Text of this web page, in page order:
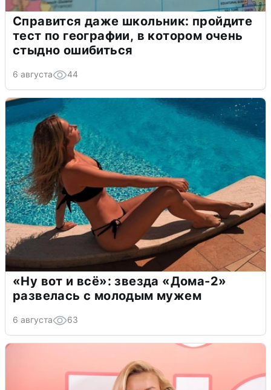
Справится даже школьник: пройдите
тест по географии, в котором очень
стыдно ошибиться
6 августа 44
«Ну вот и всё»: звезда «Дома-2»
развелась с молодым мужем
6 августа 63